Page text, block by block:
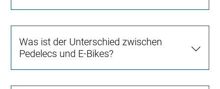
Was ist der Unterschied zwischen
Pedelecs und E-Bikes?